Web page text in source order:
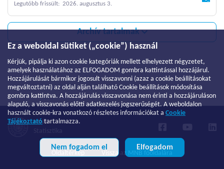
Ez a weboldal sütiket („cookie”) használ
Kérjük, pipálja ki azon cookie kategóriák mellett elhelyezett négyzetet,
amelyek használatához az ELFOGADOM gombra kattintással hozzájárul.
Hozzájárulását bármikor jogosult visszavonni (azaz a cookie beállításokat
megváltoztatni) az oldal alján található Cookie beállítások módosítása
gombra kattintva. A hozzájárulás visszavonása nem érinti a hozzájáruláson
alapuló, a visszavonás előtti adatkezelés jogszerűségét. A weboldalon
használt cookie-kra vonatkozó részletes információkat a Cookie
Tájékoztató tartalmazza.
Nem fogadom el Elfogadom
Legutóbb frissült: 2026. augusztus 3.
Archív tartalmak
MNB
Oldaltérkép Vissza az MNB főoldalára